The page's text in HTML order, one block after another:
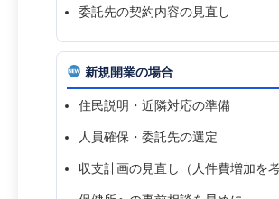
委託先の契約内容の見直し
新規開業の場合
住民説明・近隣対応の準備
人員確保・委託先の選定
収支計画の見直し（人件費増加を考